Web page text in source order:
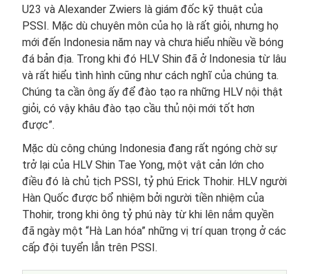
U23 và Alexander Zwiers là giám đốc kỹ thuật của
PSSI. Mặc dù chuyên môn của họ là rất giỏi, nhưng họ
mới đến Indonesia năm nay và chưa hiểu nhiều về bóng
đá bản địa. Trong khi đó HLV Shin đã ở Indonesia từ lâu
và rất hiểu tình hình cũng như cách nghĩ của chúng ta.
Chúng ta cần ông ấy để đào tạo ra những HLV nội thật
giỏi, có vậy khâu đào tạo cầu thủ nội mới tốt hơn
được”.
Mặc dù công chúng Indonesia đang rất ngóng chờ sự
trở lại của HLV Shin Tae Yong, một vật cản lớn cho
điều đó là chủ tịch PSSI, tỷ phú Erick Thohir. HLV người
Hàn Quốc được bổ nhiệm bởi người tiền nhiệm của
Thohir, trong khi ông tỷ phú này từ khi lên nắm quyền
đã ngày một “Hà Lan hóa” những vị trí quan trọng ở các
cấp đội tuyển lẫn trên PSSI.